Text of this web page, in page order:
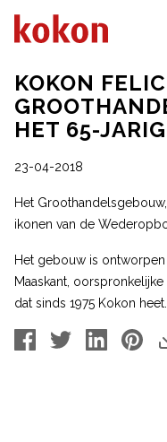
KOKON
HET 65-
23-04-2018
Het
ikonen van de
Het gebouw is
Maaskant,
dat sinds 1975 Kokon heet.